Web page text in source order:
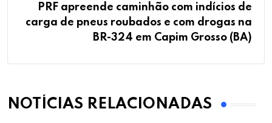
PRF apreende caminhão com indícios de
carga de pneus roubados e com drogas na
BR-324 em Capim Grosso (BA)
NOTÍCIAS RELACIONADAS